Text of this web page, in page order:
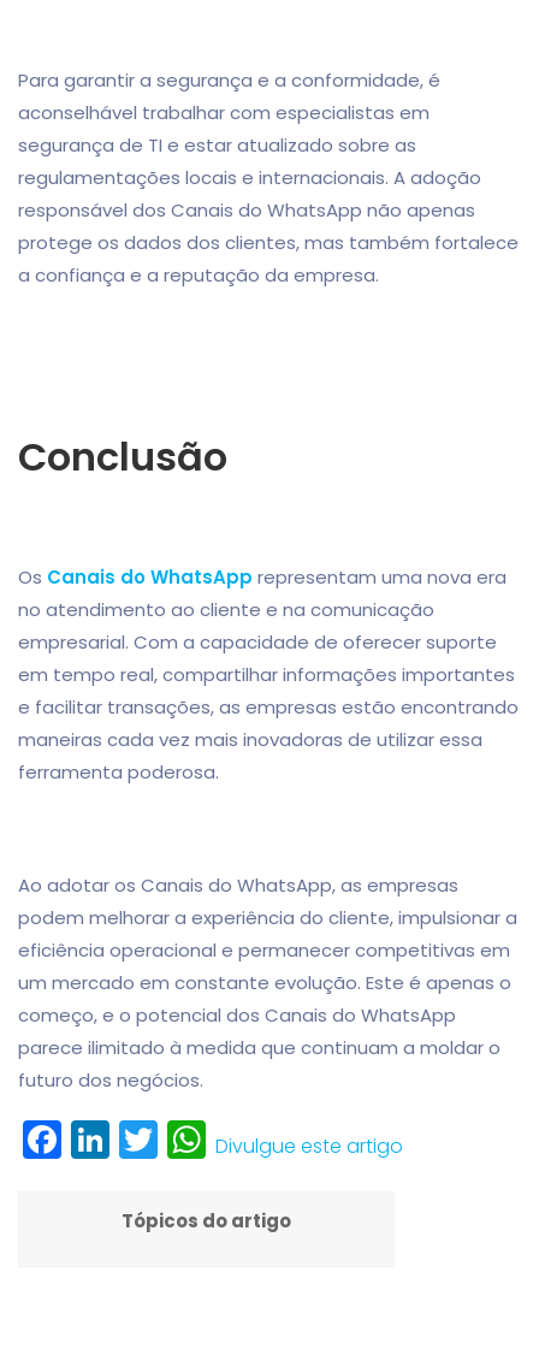
Para garantir a segurança e a conformidade, é
aconselhável trabalhar com especialistas em
segurança de TI e estar atualizado sobre as
regulamentações locais e internacionais. A adoção
responsável dos Canais do WhatsApp não apenas
protege os dados dos clientes, mas também fortalece
a confiança e a reputação da empresa.
Conclusão
Os Canais do WhatsApp representam uma nova era
no atendimento ao cliente e na comunicação
empresarial. Com a capacidade de oferecer suporte
em tempo real, compartilhar informações importantes
e facilitar transações, as empresas estão encontrando
maneiras cada vez mais inovadoras de utilizar essa
ferramenta poderosa.
Ao adotar os Canais do WhatsApp, as empresas
podem melhorar a experiência do cliente, impulsionar a
eficiência operacional e permanecer competitivas em
um mercado em constante evolução. Este é apenas o
começo, e o potencial dos Canais do WhatsApp
parece ilimitado à medida que continuam a moldar o
futuro dos negócios.
FacebookLinkedInTwitterWhatsApp
Divulgue este artigo
Tópicos do artigo